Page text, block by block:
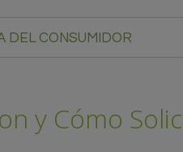
DEL CONSUMIDOR
y Cómo